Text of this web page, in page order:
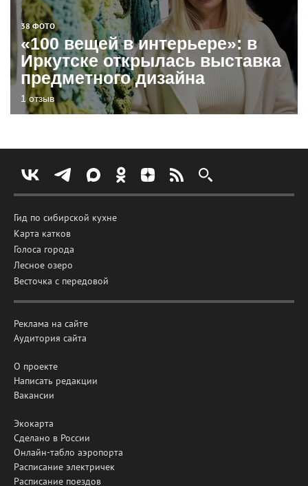
38 ФОТО
«100 вещей в интерьере»: в
Иркутске открылась выставка
предметного дизайна
1 отзыв
Гид по сибирской кухне
Карта катков
Голоса города
Лесное озеро
Весточка с передовой
Реклама на сайте
Аудитория сайта
О проекте
Написать редакции
Вакансии
Экокарта
Сделано в России
Онлайн-табло аэропорта
Расписание электричек
Расписание поездов